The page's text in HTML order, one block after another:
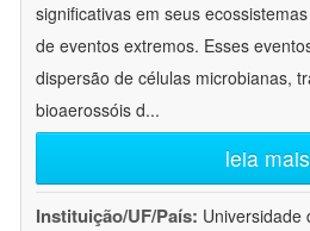
significativas em seus
de eventos extremos. Esses
dispersão de células microbianas,
bioaerossóis d...
leia mais
Instituição/UF/País: Universidade